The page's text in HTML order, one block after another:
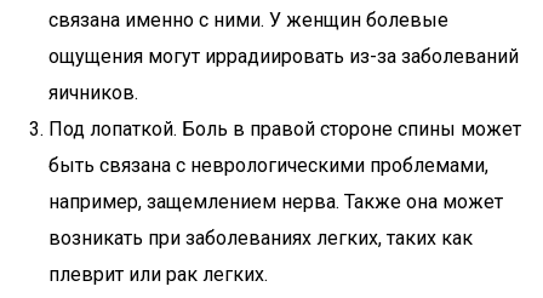
связана именно с ними. У женщин болевые
ощущения могут иррадиировать из-за заболеваний
яичников.
Под лопаткой. Боль в правой стороне спины может
быть связана с неврологическими проблемами,
например, защемлением нерва. Также она может
возникать при заболеваниях легких, таких как
плеврит или рак легких.